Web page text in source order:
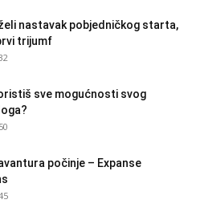
nastavak pobjedničkog starta,
trijumf
sve mogućnosti svog
počinje – Expanse